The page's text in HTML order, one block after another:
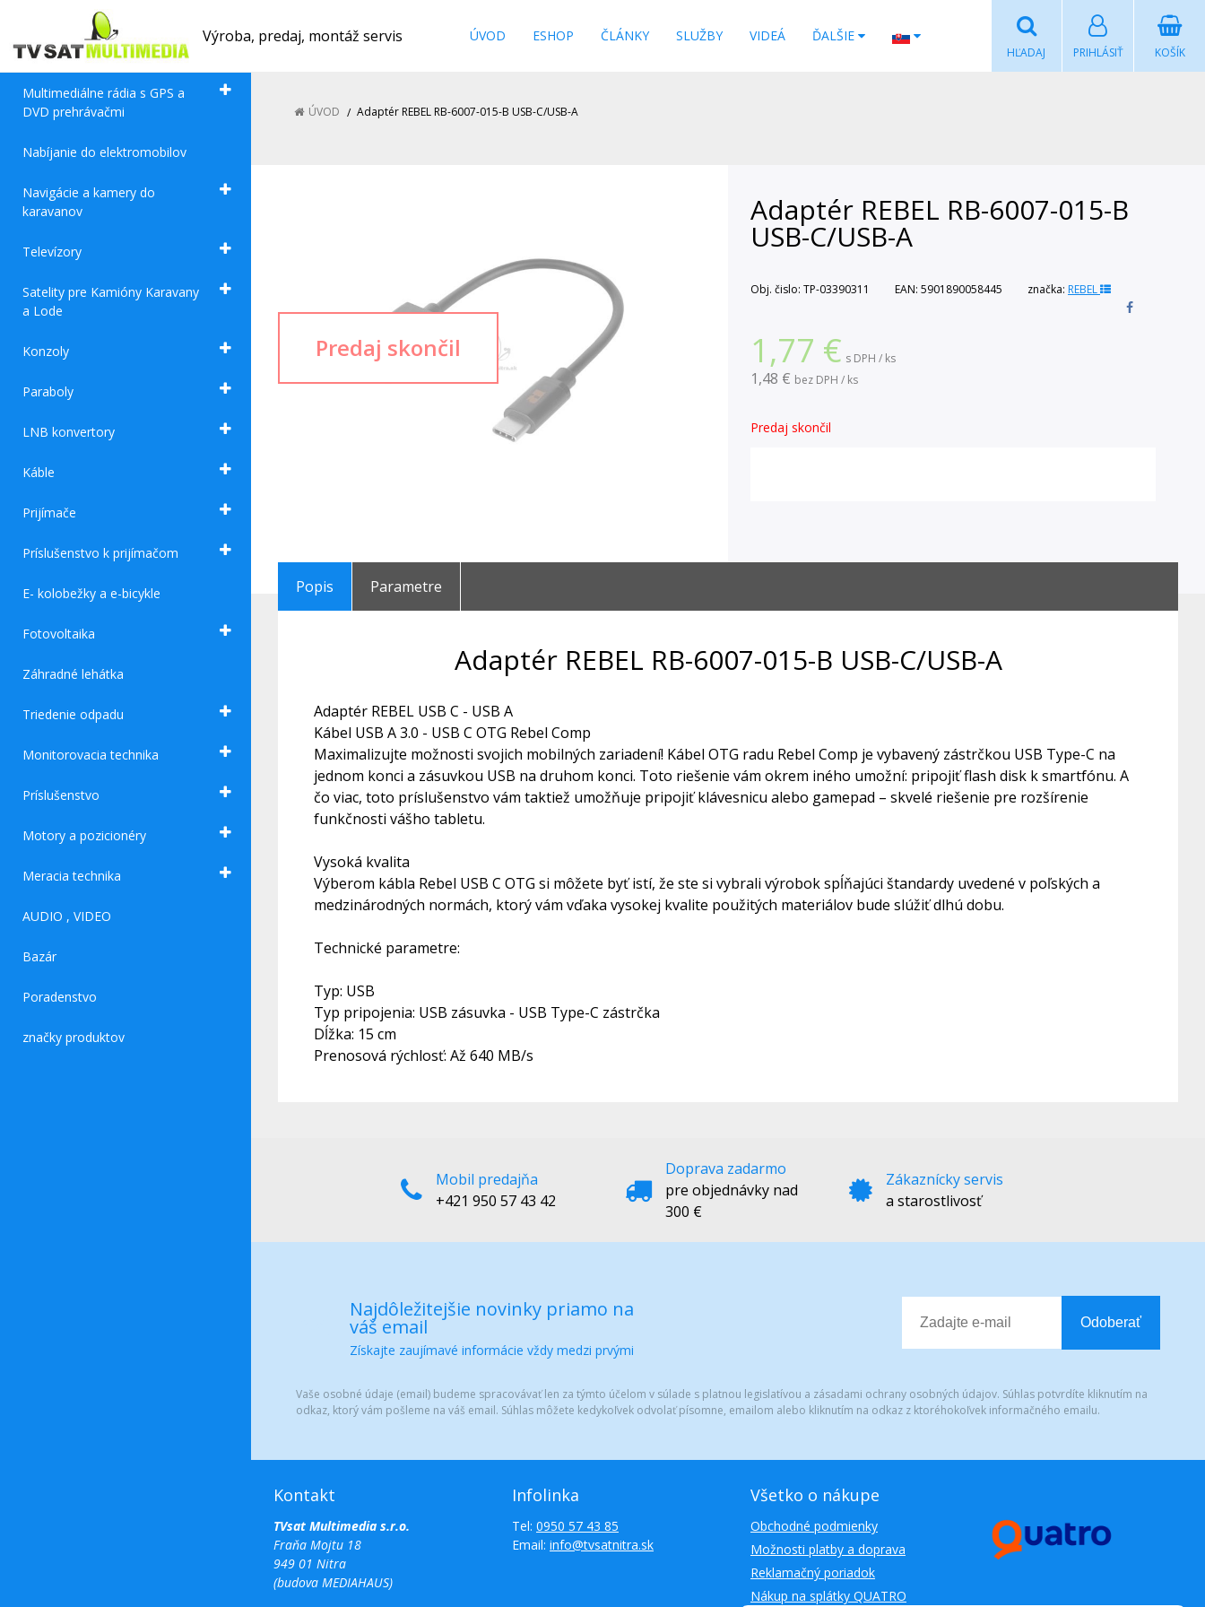
Výroba, predaj, montáž servis ÚVOD ESHOP ČLÁNKY SLUŽBY VIDEÁ ĎALŠIE
KOŠÍK
PRIHLÁSIŤ
HĽADAJ
Multimediálne rádia s GPS a
DVD prehrávačmi
Nabíjanie do elektromobilov
Navigácie a kamery do
karavanov
Televízory
Satelity pre Kamióny Karavany
a Lode
Konzoly
Paraboly
LNB konvertory
Káble
Prijímače
Príslušenstvo k prijímačom
E- kolobežky a e-bicykle
Fotovoltaika
Záhradné lehátka
Triedenie odpadu
Monitorovacia technika
Príslušenstvo
Motory a pozicionéry
Meracia technika
AUDIO , VIDEO
Bazár
Poradenstvo
značky produktov
ÚVOD Adaptér REBEL RB-6007-015-B USB-C/USB-A
Adaptér REBEL RB-6007-015-B
USB-C/USB-A
Obj. čislo: TP-03390311 EAN: 5901890058445 značka: REBEL
1,77 € s DPH / ks
1,48 € bez DPH / ks
Predaj skončil
Popis Parametre
Adaptér REBEL RB-6007-015-B USB-C/USB-A
Adaptér REBEL USB C - USB A
Kábel USB A 3.0 - USB C OTG Rebel Comp
Maximalizujte možnosti svojich mobilných zariadení! Kábel OTG radu Rebel Comp je vybavený zástrčkou USB Type-C na
jednom konci a zásuvkou USB na druhom konci. Toto riešenie vám okrem iného umožní: pripojiť flash disk k smartfónu. A
čo viac, toto príslušenstvo vám taktiež umožňuje pripojiť klávesnicu alebo gamepad – skvelé riešenie pre rozšírenie
funkčnosti vášho tabletu.
Vysoká kvalita
Výberom kábla Rebel USB C OTG si môžete byť istí, že ste si vybrali výrobok spĺňajúci štandardy uvedené v poľských a
medzinárodných normách, ktorý vám vďaka vysokej kvalite použitých materiálov bude slúžiť dlhú dobu.
Technické parametre:
Typ: USB
Typ pripojenia: USB zásuvka - USB Type-C zástrčka
Dĺžka: 15 cm
Prenosová rýchlosť: Až 640 MB/s
Mobil predajňa
+421 950 57 43 42
Doprava zadarmo
pre objednávky nad
300 €
Zákaznícky servis
a starostlivosť
Najdôležitejšie novinky priamo na
váš email
Získajte zaujímavé informácie vždy medzi prvými
Odoberať
Vaše osobné údaje (email) budeme spracovávať len za týmto účelom v súlade s platnou legislatívou a zásadami ochrany osobných údajov. Súhlas potvrdíte kliknutím na
odkaz, ktorý vám pošleme na váš email. Súhlas môžete kedykoľvek odvolať písomne, emailom alebo kliknutím na odkaz z ktoréhokoľvek informačného emailu.
Kontakt
TVsat Multimedia s.r.o.
Fraňa Mojtu 18
949 01 Nitra
(budova MEDIAHAUS)
Infolinka
Tel: 0950 57 43 85
Email: info@tvsatnitra.sk
Všetko o nákupe
Obchodné podmienky
Možnosti platby a doprava
Reklamačný poriadok
Nákup na splátky QUATRO